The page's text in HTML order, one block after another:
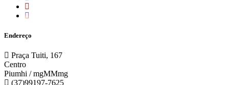
Endereço
Praça Tuiti, 167
Centro
Piumhi / mgMMmg
(37)99197-7625